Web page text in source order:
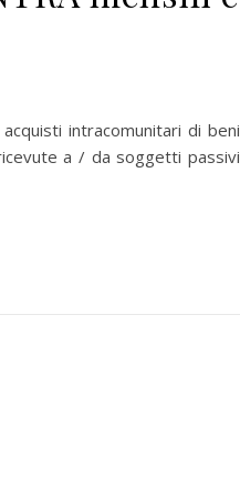
intracomunitari di beni
a / da soggetti passivi